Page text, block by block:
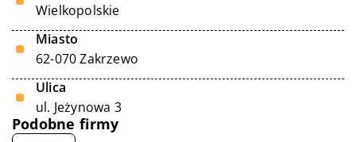
Wielkopolskie
Miasto
62-070 Zakrzewo
Ulica
ul. Jeżynowa 3
Podobne firmy